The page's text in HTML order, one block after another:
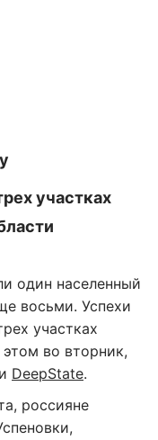
участках
один населенный
восьми. Успехи
участках
во вторник,
DeepState.
россияне